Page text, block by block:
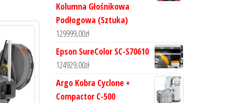
Kolumna Głośnikowa
Podłogowa (Sztuka)
129999,00zł
Epson SureColor SC-S70610
124929,00zł
Argo Kobra Cyclone +
Compactor C-500